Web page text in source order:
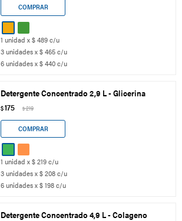
1 unidad x $ 489 c/u
3 unidades x $ 465 c/u
6 unidades x $ 440 c/u
Detergente Concentrado 2,9 L - Glicerina
$175 $219
1 unidad x $ 219 c/u
3 unidades x $ 208 c/u
6 unidades x $ 198 c/u
Detergente Concentrado 4,9 L - Colageno